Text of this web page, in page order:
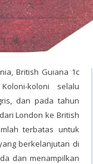
British Guiana 1c
koloni selalu
dan pada tahun
London ke British
terbatas untuk
berkelanjutan di
dan menampilkan